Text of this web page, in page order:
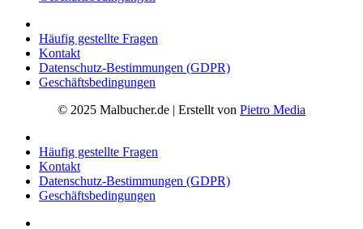
Häufig gestellte Fragen
Kontakt
Datenschutz-Bestimmungen (GDPR)
Geschäftsbedingungen
© 2025 Malbucher.de | Erstellt von Pietro Media
Häufig gestellte Fragen
Kontakt
Datenschutz-Bestimmungen (GDPR)
Geschäftsbedingungen